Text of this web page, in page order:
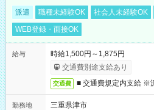
派遣 職種未経験OK 社会人未経験OK
WEB登録・面接OK
給与
時給1,500円～1,875円
交通費別途支給あり
交通費 ■ 交通費規定内支給 ※
勤務地
三重県津市